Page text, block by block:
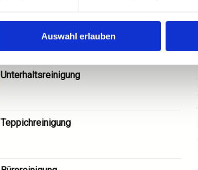
Auswahl erlauben
Unterhaltsreinigung
Teppichreinigung